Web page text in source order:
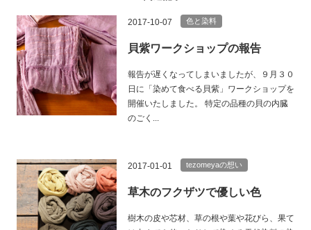
2017-10-07 色と染料
貝紫ワークショップの報告
報告が遅くなってしまいましたが、９月３０
日に「染めて食べる貝紫」ワークショップを
開催いたしました。 特定の品種の貝の内臓
のごく...
2017-01-01 tezomeyaの想い
草木のフクザツで優しい色
樹木の皮や芯材、草の根や葉や花びら、果て